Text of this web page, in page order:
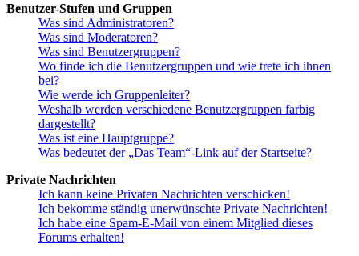
Benutzer-Stufen und Gruppen
Was sind Administratoren?
Was sind Moderatoren?
Was sind Benutzergruppen?
Wo finde ich die Benutzergruppen und wie trete ich ihnen
bei?
Wie werde ich Gruppenleiter?
Weshalb werden verschiedene Benutzergruppen farbig
dargestellt?
Was ist eine Hauptgruppe?
Was bedeutet der „Das Team“-Link auf der Startseite?
Private Nachrichten
Ich kann keine Privaten Nachrichten verschicken!
Ich bekomme ständig unerwünschte Private Nachrichten!
Ich habe eine Spam-E-Mail von einem Mitglied dieses
Forums erhalten!